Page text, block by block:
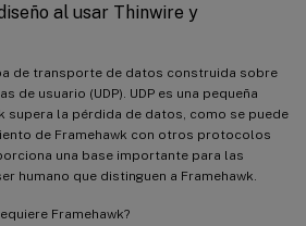
al usar Thinwire y
de transporte de datos construida sobre
de usuario (UDP). UDP es una pequeña
supera la pérdida de datos, como se puede
de Framehawk con otros protocolos
una base importante para las
humano que distinguen a Framehawk.
Framehawk?